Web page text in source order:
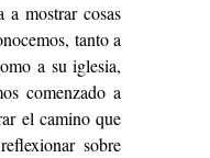
a mostrar cosas
tanto a
a su iglesia,
comenzado a
el camino que
sobre